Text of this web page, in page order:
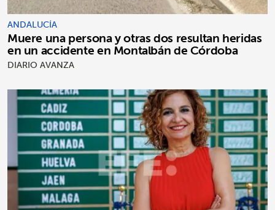
ANDALUCÍA
Muere una persona y otras dos resultan heridas
en un accidente en Montalbán de Córdoba
DIARIO AVANZA